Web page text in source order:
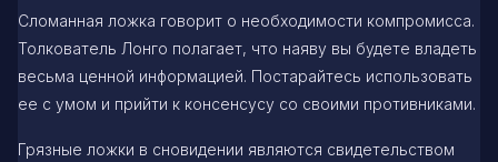
Сломанная ложка говорит о необходимости компромисса.
Толкователь Лонго полагает, что наяву вы будете владеть
весьма ценной информацией. Постарайтесь использовать
ее с умом и прийти к консенсусу со своими противниками.
Грязные ложки в сновидении являются свидетельством